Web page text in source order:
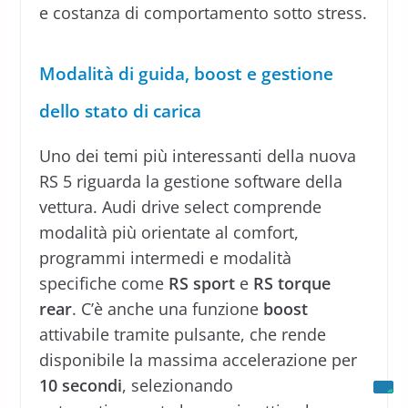
e costanza di comportamento sotto stress.
Modalità di guida, boost e gestione
dello stato di carica
Uno dei temi più interessanti della nuova
RS 5 riguarda la gestione software della
vettura. Audi drive select comprende
modalità più orientate al comfort,
programmi intermedi e modalità
specifiche come RS sporte RS torque
rear. C’è anche una funzione boost
attivabile tramite pulsante, che rende
disponibile la massima accelerazione per
10 secondi, selezionando